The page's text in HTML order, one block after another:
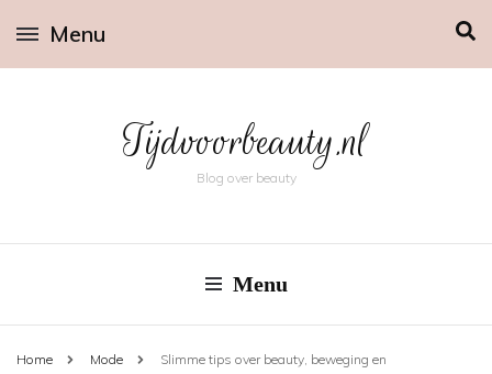
Menu
Tijdvoorbeauty.nl
Blog over beauty
Menu
Home Mode Slimme tips over beauty, beweging en